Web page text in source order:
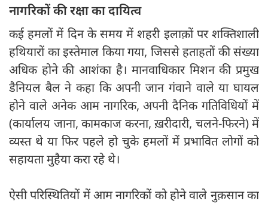
नागरिकों की रक्षा का दायित्व
कई हमलों में दिन के समय में शहरी इलाक़ों पर शक्तिशाली
हथियारों का इस्तेमाल किया गया, जिससे हताहतों की संख्या
अधिक होने की आशंका है। मानवाधिकार मिशन की प्रमुख
डैनियल बैल ने कहा कि अपनी जान गंवाने वाले या घायल
होने वाले अनेक आम नागरिक, अपनी दैनिक गतिविधियों में
(कार्यालय जाना, कामकाज करना, ख़रीदारी, चलने-फिरने) में
व्यस्त थे या फिर पहले हो चुके हमलों में प्रभावित लोगों को
सहायता मुहैया करा रहे थे।
ऐसी परिस्थितियों में आम नागरिकों को होने वाले नुक़सान का